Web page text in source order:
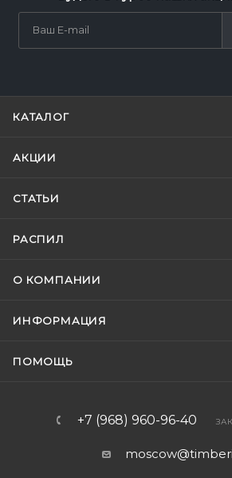
КАТАЛОГ
АКЦИИ
СТАТЬИ
РАСПИЛ
О КОМПАНИИ
ИНФОРМАЦИЯ
ПОМОЩЬ
+7 (968) 960-96-40